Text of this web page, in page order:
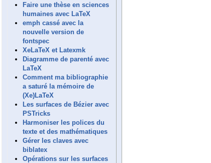
Faire une thèse en sciences
humaines avec LaTeX
emph cassé avec la
nouvelle version de
fontspec
XeLaTeX et Latexmk
Diagramme de parenté avec
LaTeX
Comment ma bibliographie
a saturé la mémoire de
(Xe)LaTeX
Les surfaces de Bézier avec
PSTricks
Harmoniser les polices du
texte et des mathématiques
Gérer les claves avec
biblatex
Opérations sur les surfaces